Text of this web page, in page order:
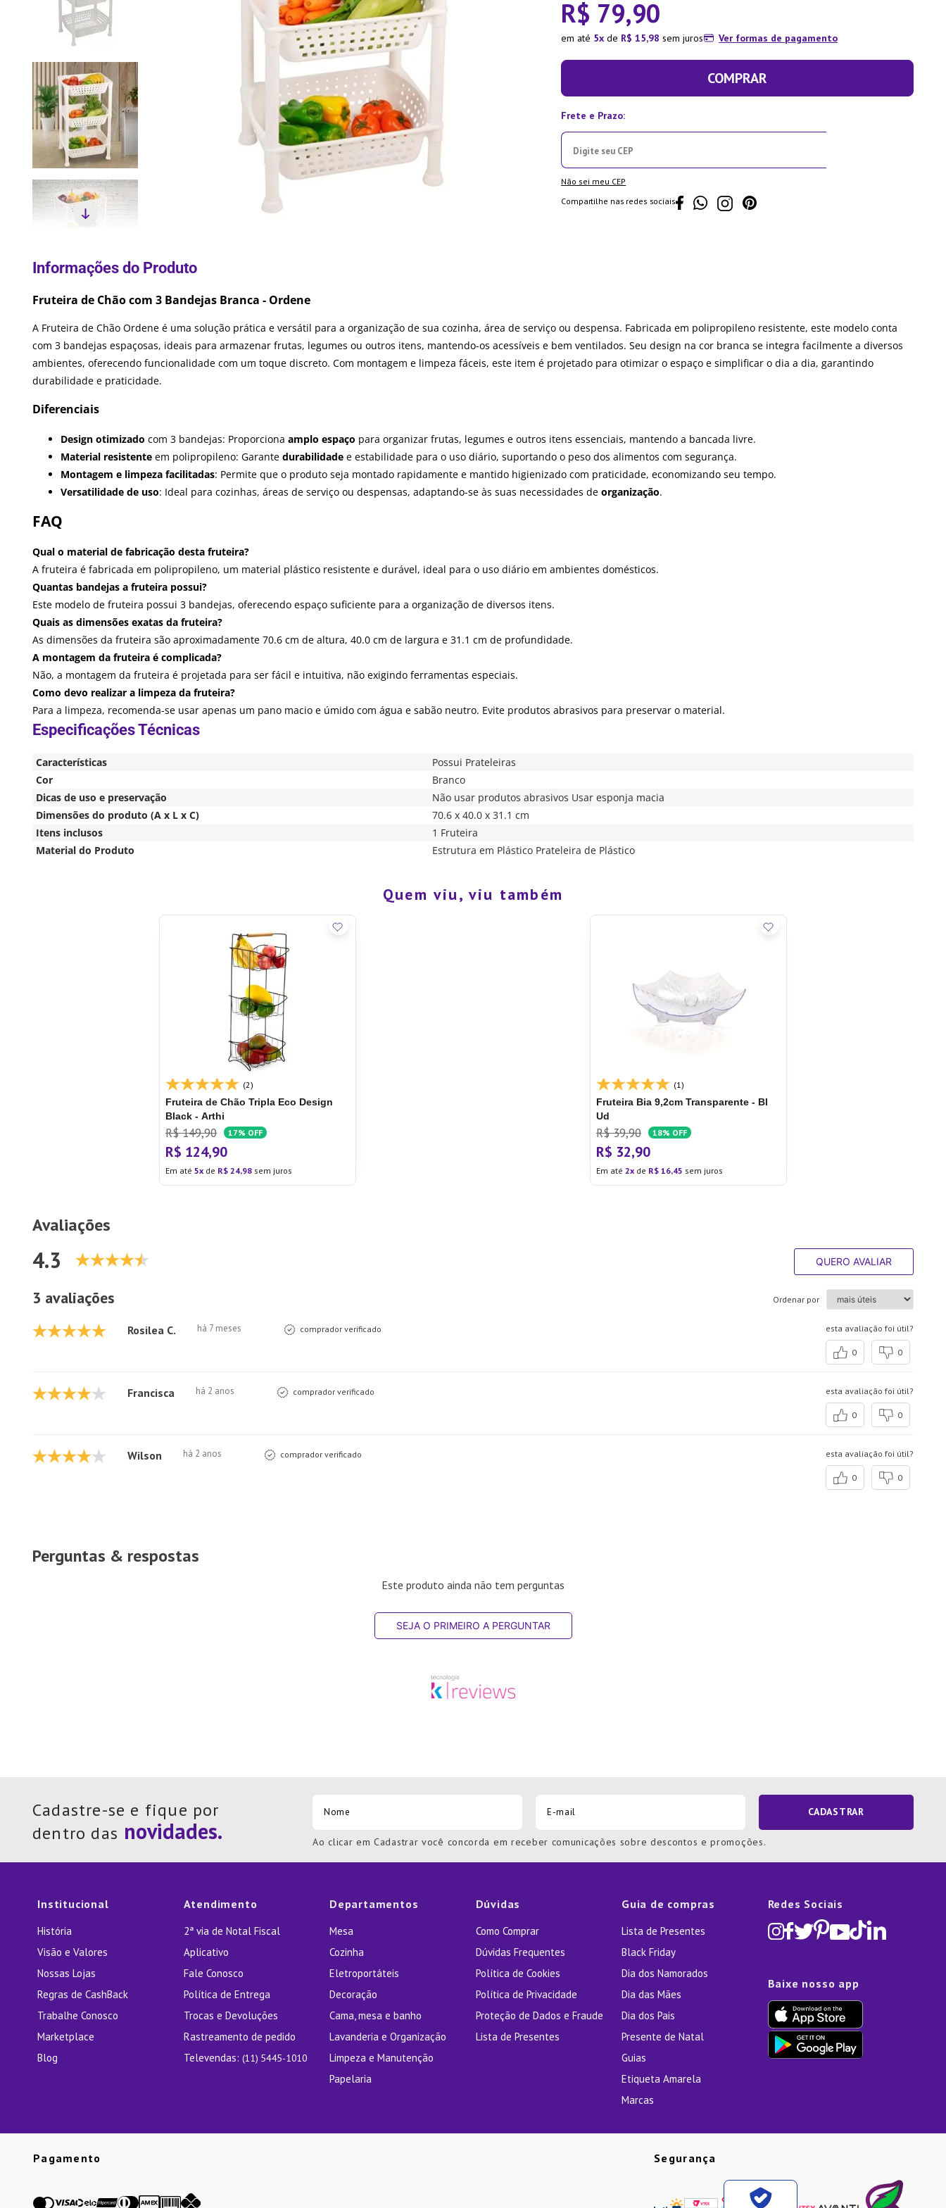
R$ 79,90
em até 5 de R$ 15,98 sem juros Ver formas de pagamento
COMPRAR
Não sei meu CEP
Compartilhe nas redes sociais
Fruteira de Chão com 3 Bandejas Branca - Ordene
A Fruteira de Chão Ordene é uma solução prática e versátil para a organização de sua cozinha, área de serviço ou despensa. Fabricada em polipropileno resistente, este modelo conta
com 3 bandejas espaçosas, ideais para armazenar frutas, legumes ou outros itens, mantendo-os acessíveis e bem ventilados. Seu design na cor branca se integra facilmente a diversos
ambientes, oferecendo funcionalidade com um toque discreto. Com montagem e limpeza fáceis, este item é projetado para otimizar o espaço e simplificar o dia a dia, garantindo
durabilidade e praticidade.
Diferenciais
Design otimizado com 3 bandejas: Proporciona amplo espaço para organizar frutas, legumes e outros itens essenciais, mantendo a bancada livre.
Material resistente em polipropileno: Garante durabilidade e estabilidade para o uso diário, suportando o peso dos alimentos com segurança.
Montagem e limpeza facilitadas: Permite que o produto seja montado rapidamente e mantido higienizado com praticidade, economizando seu tempo.
Versatilidade de uso: Ideal para cozinhas, áreas de serviço ou despensas, adaptando-se às suas necessidades de organização.
FAQ
Qual o material de fabricação desta fruteira?
A fruteira é fabricada em polipropileno, um material plástico resistente e durável, ideal para o uso diário em ambientes domésticos.
Quantas bandejas a fruteira possui?
Este modelo de fruteira possui 3 bandejas, oferecendo espaço suficiente para a organização de diversos itens.
Quais as dimensões exatas da fruteira?
As dimensões da fruteira são aproximadamente 70.6 cm de altura, 40.0 cm de largura e 31.1 cm de profundidade.
A montagem da fruteira é complicada?
Não, a montagem da fruteira é projetada para ser fácil e intuitiva, não exigindo ferramentas especiais.
Como devo realizar a limpeza da fruteira?
Para a limpeza, recomenda-se usar apenas um pano macio e úmido com água e sabão neutro. Evite produtos abrasivos para preservar o material.
Características
Possui Prateleiras
Cor
Branco
Dicas de uso e preservação
Não usar produtos abrasivos Usar esponja macia
Dimensões do produto (A x L x C)
70.6 x 40.0 x 31.1 cm
Itens inclusos
1 Fruteira
Material do Produto
Estrutura em Plástico Prateleira de Plástico
Quem viu, viu também
(2)
Fruteira de Chão Tripla Eco Design
Black - Arthi
R$ 149,90 17% OFF
R$ 124,90
Em até 5 de R$ 24,98 sem juros
(1)
Fruteira Bia 9,2cm Transparente - Bl
Ud
R$ 39,90 18% OFF
R$ 32,90
Em até 2 de R$ 16,45 sem juros
Avaliações
4.3 QUERO AVALIAR
3 avaliações Ordenar por
Rosilea C. há 7 meses comprador verificado esta avaliação foi útil?
0 0
Francisca há 2 anos comprador verificado esta avaliação foi útil?
0 0
Wilson há 2 anos comprador verificado esta avaliação foi útil?
0 0
Perguntas & respostas
Este produto ainda não tem perguntas
SEJA O PRIMEIRO A PERGUNTAR
Cadastre-se e fique por
dentro das
CADASTRAR
Ao clicar em Cadastrar você concorda em receber comunicações sobre descontos e promoções.
Institucional
História
Visão e Valores
Nossas Lojas
Regras de CashBack
Trabalhe Conosco
Marketplace
Blog
Atendimento
2ª via de Notal Fiscal
Aplicativo
Fale Conosco
Política de Entrega
Trocas e Devoluções
Rastreamento de pedido
Televendas: (11) 5445-1010
Departamentos
Mesa
Cozinha
Eletroportáteis
Decoração
Cama, mesa e banho
Lavanderia e Organização
Limpeza e Manutenção
Papelaria
Dúvidas
Como Comprar
Dúvidas Frequentes
Política de Cookies
Política de Privacidade
Proteção de Dados e Fraude
Lista de Presentes
Guia de compras
Lista de Presentes
Black Friday
Dia dos Namorados
Dia das Mães
Dia dos Pais
Presente de Natal
Guias
Etiqueta Amarela
Marcas
Redes Sociais
Baixe nosso app
Pagamento Segurança
10
Lixeira